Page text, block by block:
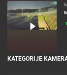
KATEGORIJE